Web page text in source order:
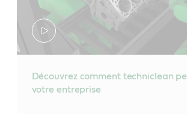
Découvrez comment techniclean
votre entreprise